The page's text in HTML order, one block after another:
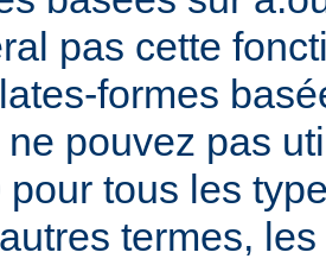
pas cette
formes
pouvez pas
pour tous les
termes,